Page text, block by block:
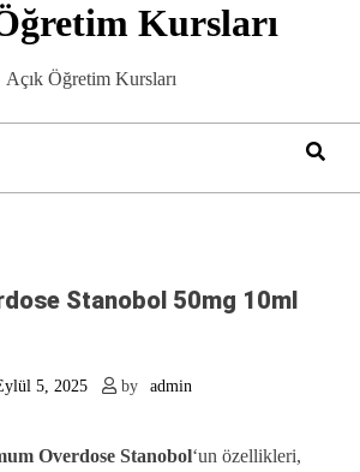
Kursları
Açık Öğretim Kursları
Stanobol 50mg 10ml
5, 2025 by admin
Overdose Stanobol‘un özellikleri,